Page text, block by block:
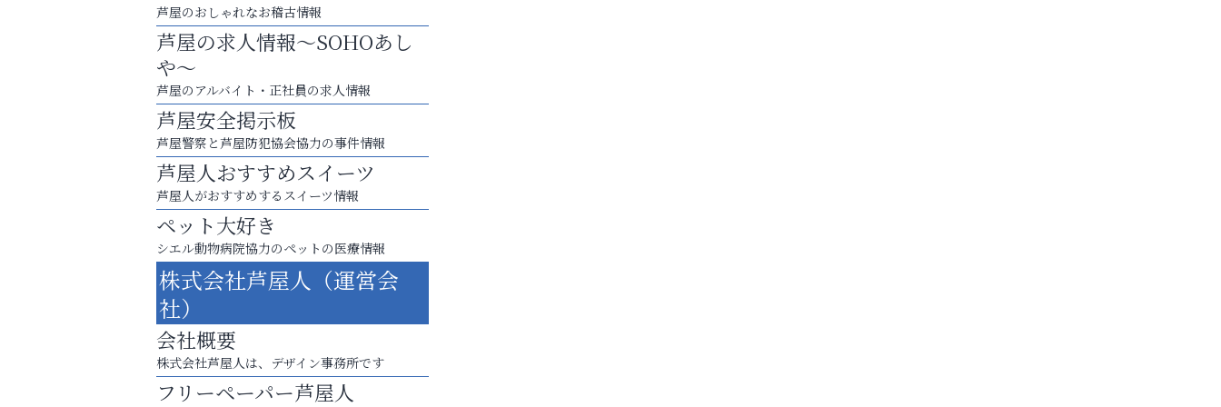
洋服お売りください！ 買取サービスは
出張・宅配・持ち込みすべて無料！
おそうじ本舗芦屋東
芦屋のおしゃれなお稽古情報
芦屋の求人情報～SOHOあし
や～
芦屋のアルバイト・正社員の求人情報
芦屋安全掲示板
芦屋警察と芦屋防犯協会協力の事件情報
芦屋人おすすめスイーツ
芦屋人がおすすめするスイーツ情報
ペット大好き
シエル動物病院協力のペットの医療情報
株式会社芦屋人（運営会
社）
会社概要
株式会社芦屋人は、デザイン事務所です
フリーペーパー芦屋人